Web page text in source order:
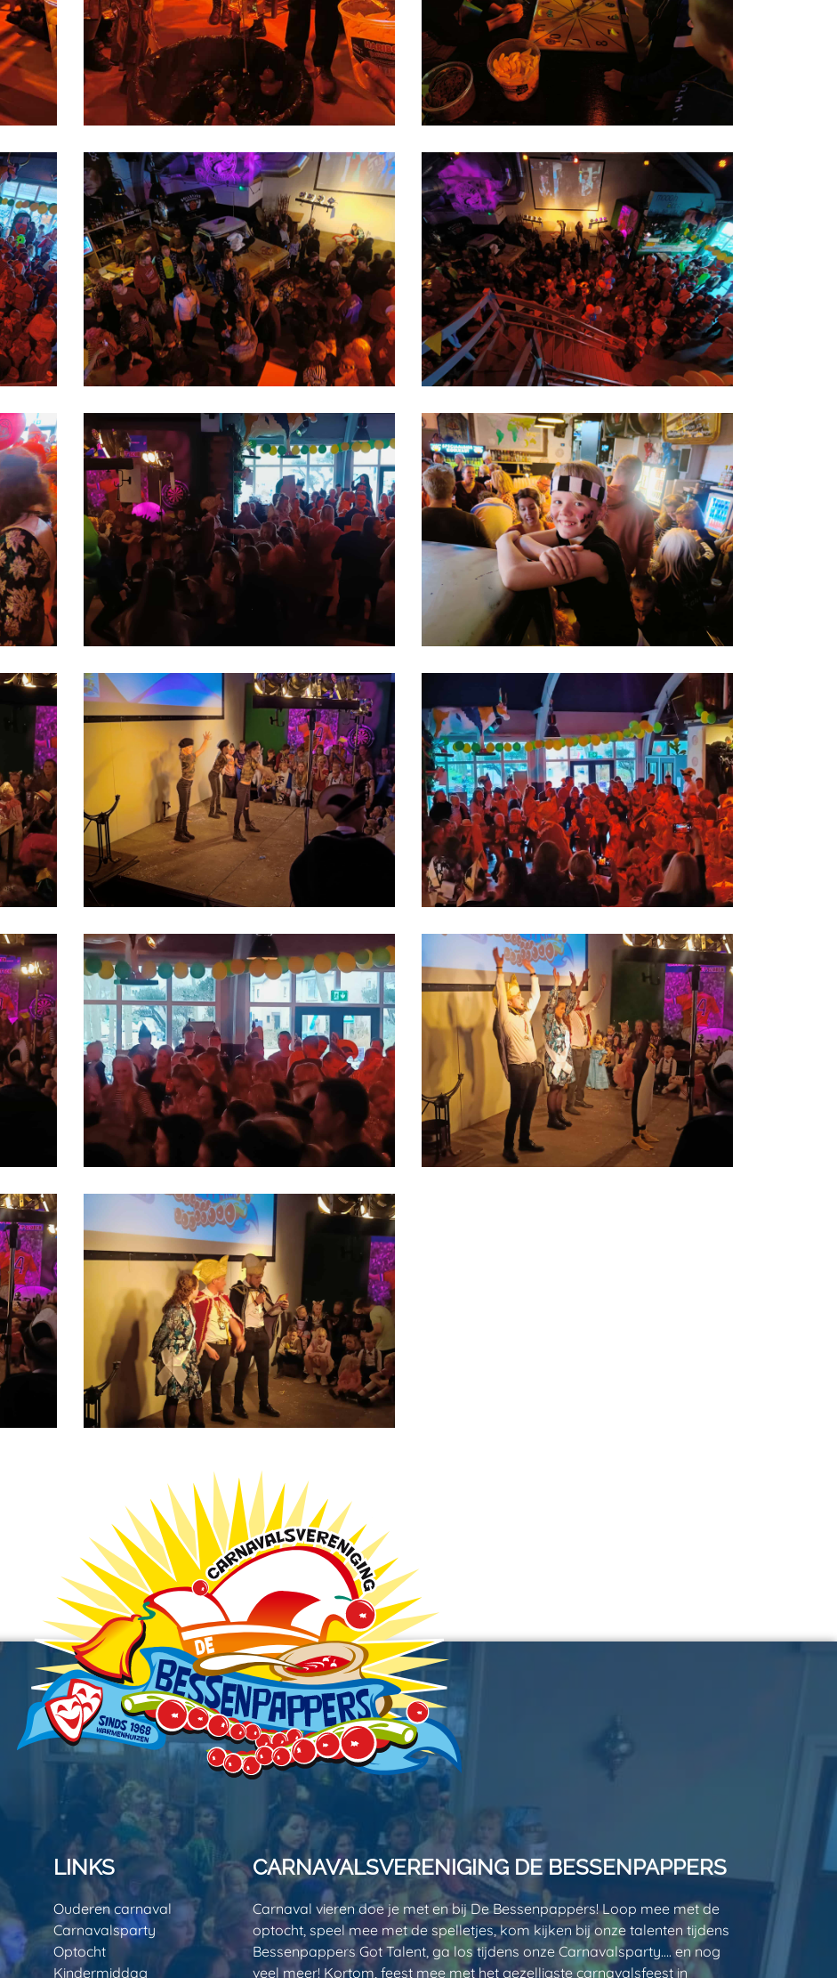
LINKS
Ouderen carnaval
Carnavalsparty
Optocht
Kindermiddag
CARNAVALSVERENIGING DE BESSENPAPPERS
Carnaval vieren doe je met en bij De Bessenpappers! Loop mee met de
optocht, speel mee met de spelletjes, kom kijken bij onze talenten tijdens
Bessenpappers Got Talent, ga los tijdens onze Carnavalsparty…. en nog
veel meer! Kortom, feest mee met het gezelligste carnavalsfeest in